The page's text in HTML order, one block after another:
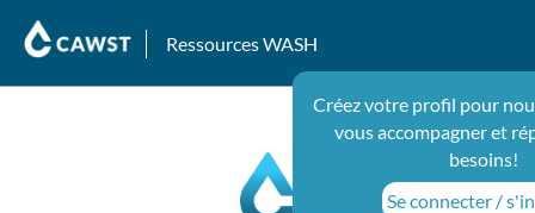
Ressources WASH
Créez votre profil pour
vous accompagner et
besoins!
Se connecter /